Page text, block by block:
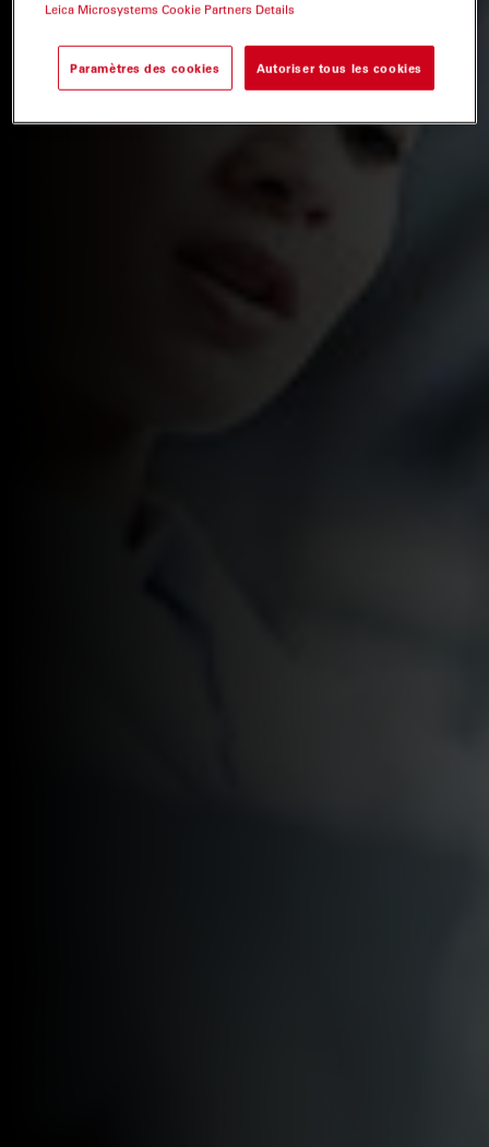
Leica Microsystems Cookie Partners Details
Paramètres des cookies Autoriser tous les cookies